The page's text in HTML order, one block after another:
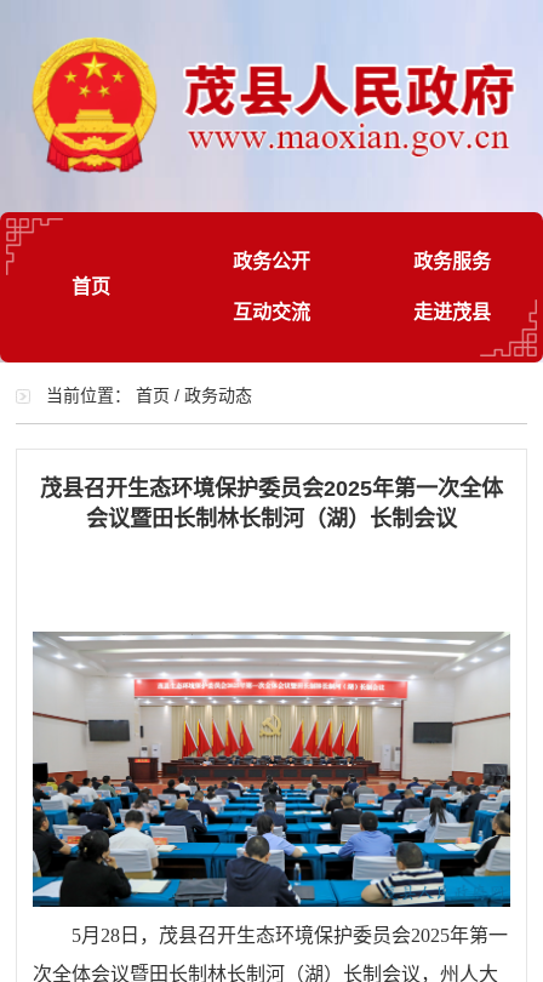
首页
政务公开 政务服务
互动交流 走进茂县
当前位置：首页 /政务动态
茂县召开生态环境保护委员会2025年第一次全体
会议暨田长制林长制河（湖）长制会议
5月28日，茂县召开生态环境保护委员会2025年第一
次全体会议暨田长制林长制河（湖）长制会议，州人大